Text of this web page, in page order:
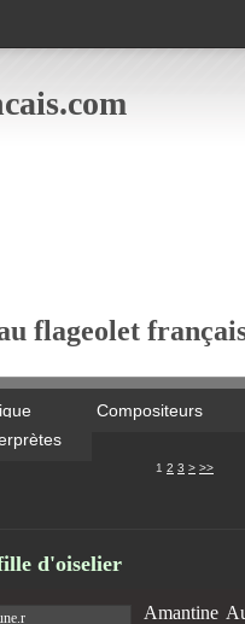
flageolet
Compositeurs
1 2 3 > >>
d'oiselier
Amantine